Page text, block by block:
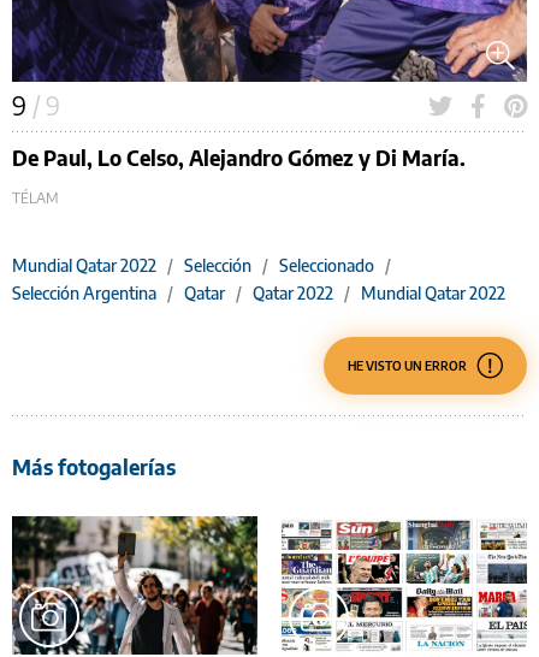
9 / 9
De Paul, Lo Celso, Alejandro Gómez y Di María.
TÉLAM
Mundial Qatar 2022 / Selección / Seleccionado /
Selección Argentina / Qatar / Qatar 2022 / Mundial Qatar 2022
HE VISTO UN ERROR
Más fotogalerías